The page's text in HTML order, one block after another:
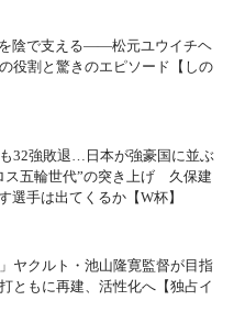
を陰で支える――松元ユウイチヘ
役割と驚きのエピソード【しの
も32強敗退…日本が強豪国に並ぶ
五輪世代”の突き上げ 久保建
選手は出てくるか【W杯】
ヤクルト・池山隆寛監督が目指
もに再建、活性化へ【独占イ